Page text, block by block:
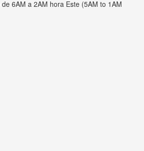
6AM a 2AM hora Este (5AM to 1AM